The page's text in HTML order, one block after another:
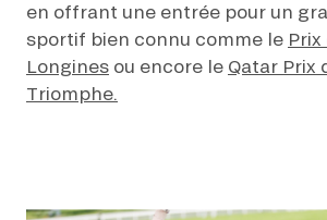
en offrant une entrée pour un
sportif bien connu comme le Prix
Longines ou encore le Qatar Prix
Triomphe.